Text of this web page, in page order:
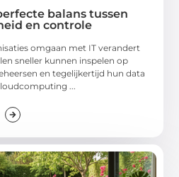
balans tussen
en controle
omgaan met IT verandert
sneller kunnen inspelen op
en tegelijkertijd hun data
...